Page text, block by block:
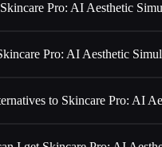
Pro: AI Aesthetic
Pro: AI Aesthetic
to Skincare Pro: AI